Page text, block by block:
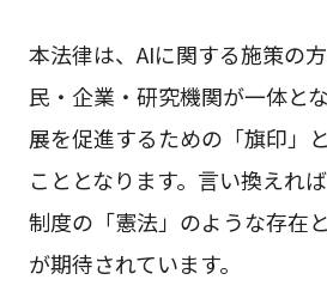
本法律は、AIに関する施策の
民・企業・研究機関が一体と
展を促進するための「旗印」
こととなります。言い換えれ
制度の「憲法」のような存在
が期待されています。